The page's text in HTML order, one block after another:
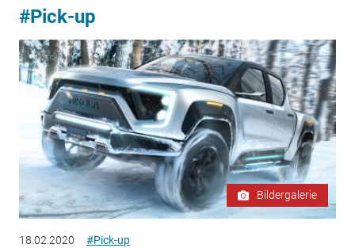
#Pick-up
Bildergalerie
18.02.2020 #Pick-up